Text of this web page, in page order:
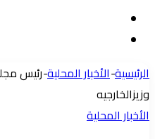
جانبيالرئيسية-الأخبار المحلية-رئيس
وزيزالخارجيه
الأخبار المحلية